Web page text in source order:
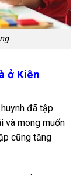
ở Kiên
đã tập
và mong muốn
cũng tăng